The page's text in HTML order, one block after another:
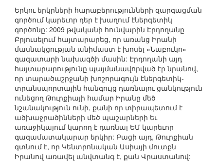
Երկու երկրների հարաբերությունների զարգացման
գործում կարեւոր դեր է խաղում էներգետիկ
գործոնը: 2009 թվականի հունվարին Էրդողանը
Բրյուսելում հայտարարեց, որ առանց Իրանի
մասնակցության անիմաստ է խոսել «Նաբուկո»
գազատարի նախագծի մասին: Էրդողանի այդ
հայտարարությունը պայմանավորված էր նրանով,
որ տարածաշրջանի խոշորագույն էներգետիկ-
տրանսպորտային հանգույց դառնալու ցանկություն
ունեցող Թուրքիայի համար Իրանը մեծ
նշանակություն ունի, քանի որ տիրապետում է
ածխաջրածինների մեծ պաշարների եւ
առաջիկայում կարող է դառնալ ԵՄ կարեւոր
գազամատակարար երկիր: Բացի այդ, Թուրքիան
գտնում է, որ Կենտրոնական Ասիայի մուտքն
Իրանով առավել անվտանգ է, քան Վրաստանով: